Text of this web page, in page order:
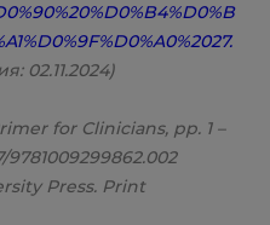
02.11.2024)
for Clinicians, pp. 1 –
9781009299862.002
Press. Print